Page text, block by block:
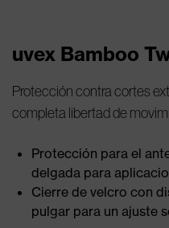
uvex Bamboo
Protección contra cortes
completa libertad de
Protección para el
delgada para
Cierre de velcro con
pulgar para un ajuste